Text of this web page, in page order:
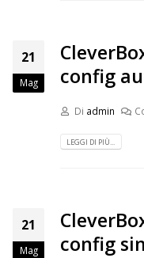
21
Mag
config
Di admin
LEGGI DI PIÙ...
21
Mag
config